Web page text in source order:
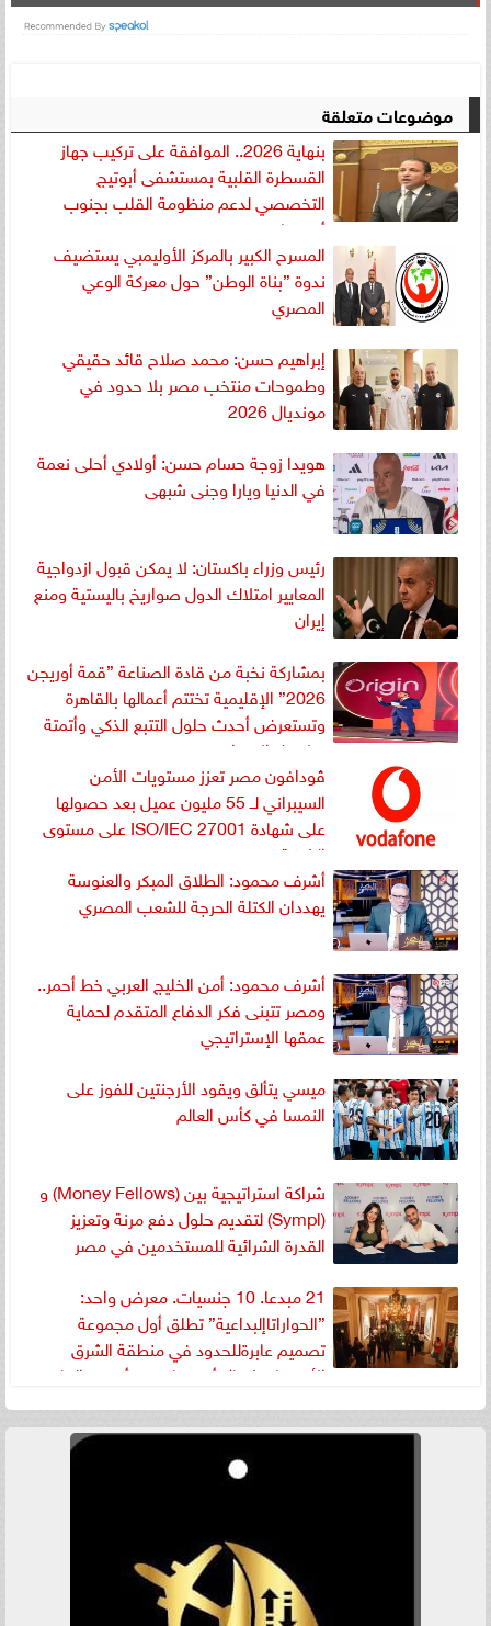
موضوعات متعلقة
بنهاية 2026.. الموافقة على تركيب جهاز
القسطرة القلبية بمستشفى أبوتيج
التخصصي لدعم منظومة القلب بجنوب
أسيوط
المسرح الكبير بالمركز الأوليمبي يستضيف
ندوة ”بناة الوطن” حول معركة الوعي
المصري
إبراهيم حسن: محمد صلاح قائد حقيقي
وطموحات منتخب مصر بلا حدود في
مونديال 2026
هويدا زوجة حسام حسن: أولادي أحلى نعمة
في الدنيا ويارا وجنى شبهى
رئيس وزراء باكستان: لا يمكن قبول ازدواجية
المعايير امتلاك الدول صواريخ باليستية ومنع
إيران
بمشاركة نخبة من قادة الصناعة ”قمة أوريجن
2026” الإقليمية تختتم أعمالها بالقاهرة
وتستعرض أحدث حلول التتبع الذكي وأتمتة
سلاسل الإمداد
ڤودافون مصر تعزز مستويات الأمن
السيبراني لــ 55 مليون عميل بعد حصولها
على شهادة ISO/IEC 27001 على مستوى
الشركة
أشرف محمود: الطلاق المبكر والعنوسة
يهددان الكتلة الحرجة للشعب المصري
أشرف محمود: أمن الخليج العربي خط أحمر..
ومصر تتبنى فكر الدفاع المتقدم لحماية
عمقها الإستراتيجي
ميسي يتألق ويقود الأرجنتين للفوز على
النمسا في كأس العالم
شراكة استراتيجية بين (Money Fellows) و
(Sympl) لتقديم حلول دفع مرنة وتعزيز
القدرة الشرائية للمستخدمين في مصر
21 مبدعا. 10 جنسيات. معرض واحد:
”الحواراتاإلبداعية” تطلق أول مجموعة
تصميم عابرةللحدود في منطقة الشرق
الأوسط وشمال أفريقياضمن أسبوع القاهرة